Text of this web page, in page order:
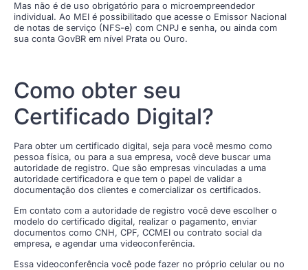
Mas não é de uso obrigatório para o microempreendedor
individual. Ao MEI é possibilitado que acesse o Emissor Nacional
de notas de serviço (NFS-e) com CNPJ e senha, ou ainda com
sua conta GovBR em nível Prata ou Ouro.
Como obter seu
Certificado Digital?
Para obter um certificado digital, seja para você mesmo como
pessoa física, ou para a sua empresa, você deve buscar uma
autoridade de registro. Que são empresas vinculadas a uma
autoridade certificadora e que tem o papel de validar a
documentação dos clientes e comercializar os certificados.
Em contato com a autoridade de registro você deve escolher o
modelo do certificado digital, realizar o pagamento, enviar
documentos como CNH, CPF, CCMEI ou contrato social da
empresa, e agendar uma videoconferência.
Essa videoconferência você pode fazer no próprio celular ou no